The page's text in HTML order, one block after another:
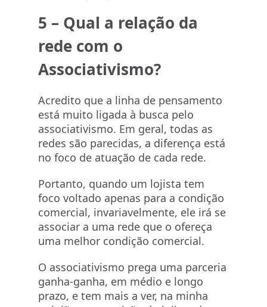
5 – Qual a relação da
rede com o
Associativismo?
Acredito que a linha de pensamento
está muito ligada à busca pelo
associativismo. Em geral, todas as
redes são parecidas, a diferença está
no foco de atuação de cada rede.
Portanto, quando um lojista tem
foco voltado apenas para a condição
comercial, invariavelmente, ele irá se
associar a uma rede que o ofereça
uma melhor condição comercial.
O associativismo prega uma parceria
ganha-ganha, em médio e longo
prazo, e tem mais a ver, na minha